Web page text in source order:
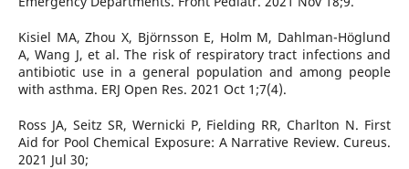
Kisiel MA, Zhou X, Björnsson E, Holm M, Dahlman-Höglund
A, Wang J, et al. The risk of respiratory tract infections and
antibiotic use in a general population and among people
with asthma. ERJ Open Res. 2021 Oct 1;7(4).
Ross JA, Seitz SR, Wernicki P, Fielding RR, Charlton N. First
Aid for Pool Chemical Exposure: A Narrative Review. Cureus.
2021 Jul 30;